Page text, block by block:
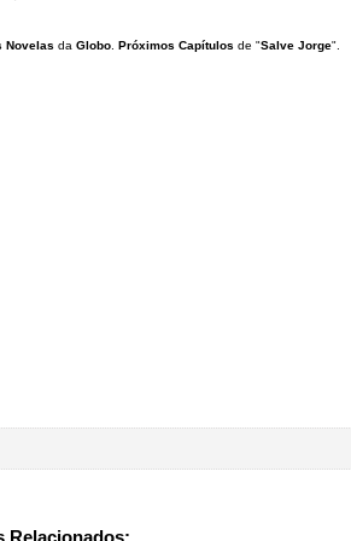
Novelas da Globo. Próximos Capítulos de "Salve Jorge".
Relacionados: